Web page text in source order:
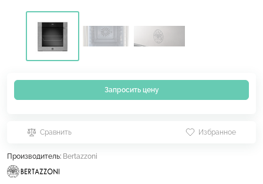
Запросить цену
Сравнить Избранное
Производитель: Bertazzoni